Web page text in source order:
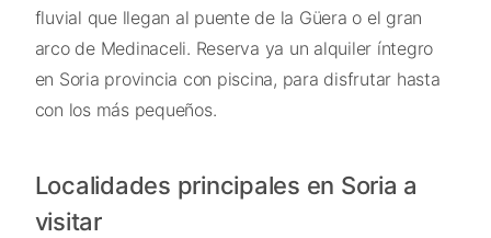
fluvial que llegan al puente de la Güera o el gran
arco de Medinaceli. Reserva ya un alquiler íntegro
en Soria provincia con piscina, para disfrutar hasta
con los más pequeños.
Localidades principales en Soria a
visitar